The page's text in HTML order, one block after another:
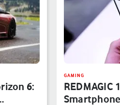
6:
GAMING
REDMAGIC